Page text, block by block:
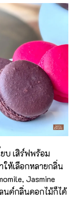
บ เสิร์ฟพร้อม
ให้เลือกหลายกลิ่น
Jasmine
นด์กลิ่นดอกไม้ก็ได้